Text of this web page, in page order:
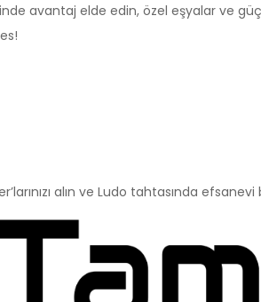
avantaj elde edin, özel eşyalar ve
alın ve Ludo tahtasında